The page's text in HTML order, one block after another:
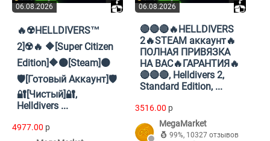
06.08.2026
🔥☢️HELLDIVERS™
2]☢️🔥 🔶[Super Citizen
Edition]🔶🟤[Steam]🟤
🛡️[Готовый Аккаунт]🛡️
🔐[Чистый]🔐,
Helldivers ...
4977.00 p
06.08.2026
🔴🔴🔴🔥HELLDIVERS
2🔥STEAM аккаунт🔥
ПОЛНАЯ ПРИВЯЗКА
НА ВАС🔥ГАРАНТИЯ🔥
🔴🔴🔴, Helldivers 2,
Standard Edition, ...
3516.00 p
MegaMarket
99%, 10327 отзывов